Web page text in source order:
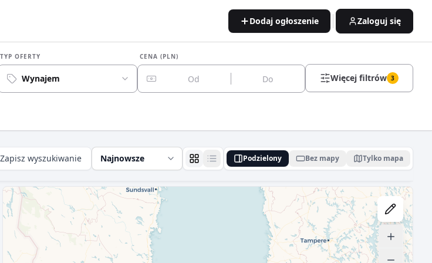
Dodaj ogłoszenie Zaloguj się
TYP OFERTY
Wynajem
CENA (PLN)
Więcej filtrów 3
Zapisz wyszukiwanie Najnowsze Podzielony Bez mapy Tylko mapa